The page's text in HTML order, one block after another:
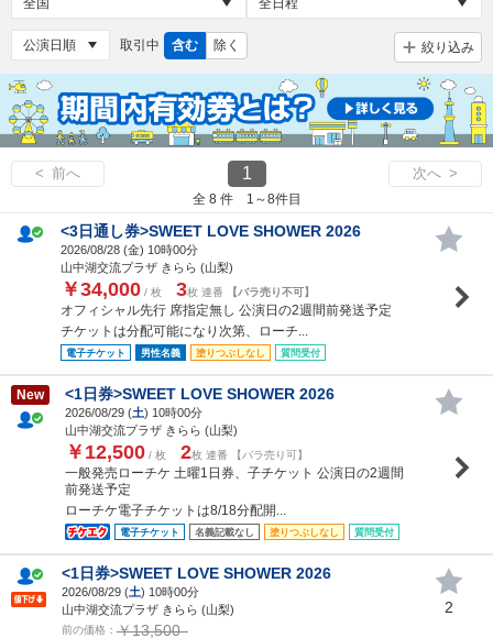
取引中 含む 除く 絞り込み
< 前へ 1 次へ >
全 8 件 1～8件目
<3日通し券>SWEET LOVE SHOWER 2026
2026/08/28 (金) 10時00分
山中湖交流プラザ きらら (山梨)
￥34,000 / 枚 3枚 連番 【バラ売り不可】
オフィシャル先行 席指定無し 公演日の2週間前発送予定
チケットは分配可能になり次第、ローチ...
電子チケット 男性名義 塗りつぶしなし 質問受付
New <1日券>SWEET LOVE SHOWER 2026
2026/08/29 (土) 10時00分
山中湖交流プラザ きらら (山梨)
￥12,500 / 枚 2枚 連番 【バラ売り可】
一般発売ローチケ 土曜1日券、子チケット 公演日の2週間
前発送予定
ローチケ電子チケットは8/18分配開...
電子チケット 名義記載なし 塗りつぶしなし 質問受付
<1日券>SWEET LOVE SHOWER 2026
2026/08/29 (土) 10時00分
山中湖交流プラザ きらら (山梨)
前の価格： ￥13,500
2